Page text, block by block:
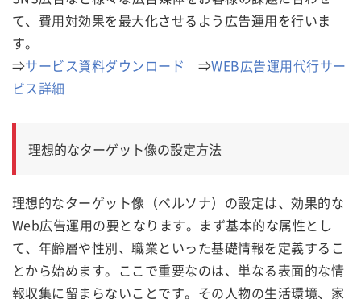
て、費用対効果を最大化させるよう広告運用を行いま
す。
⇒サービス資料ダウンロード ⇒WEB広告運用代行サー
ビス詳細
理想的なターゲット像の設定方法
理想的なターゲット像（ペルソナ）の設定は、効果的な
Web広告運用の要となります。まず基本的な属性とし
て、年齢層や性別、職業といった基礎情報を定義するこ
とから始めます。ここで重要なのは、単なる表面的な情
報収集に留まらないことです。その人物の生活環境、家